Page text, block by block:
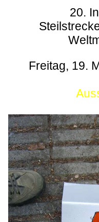
20.
Freitag, 19.